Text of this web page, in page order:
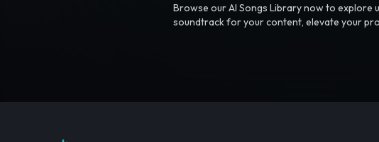
Browse our AI Songs Library now to
soundtrack for your content, elevate your